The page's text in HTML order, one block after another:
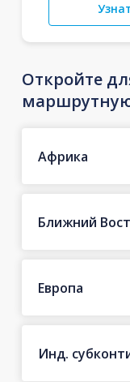
Откройте
Африка
Ближний
Европа
Инд.